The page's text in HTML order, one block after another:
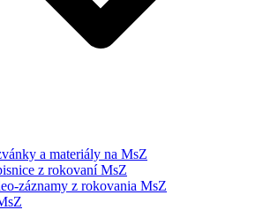
a materiály na MsZ
z rokovaní MsZ
záznamy z rokovania MsZ